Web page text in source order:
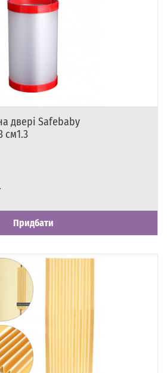
двері Safebaby
см1.3
Придбати